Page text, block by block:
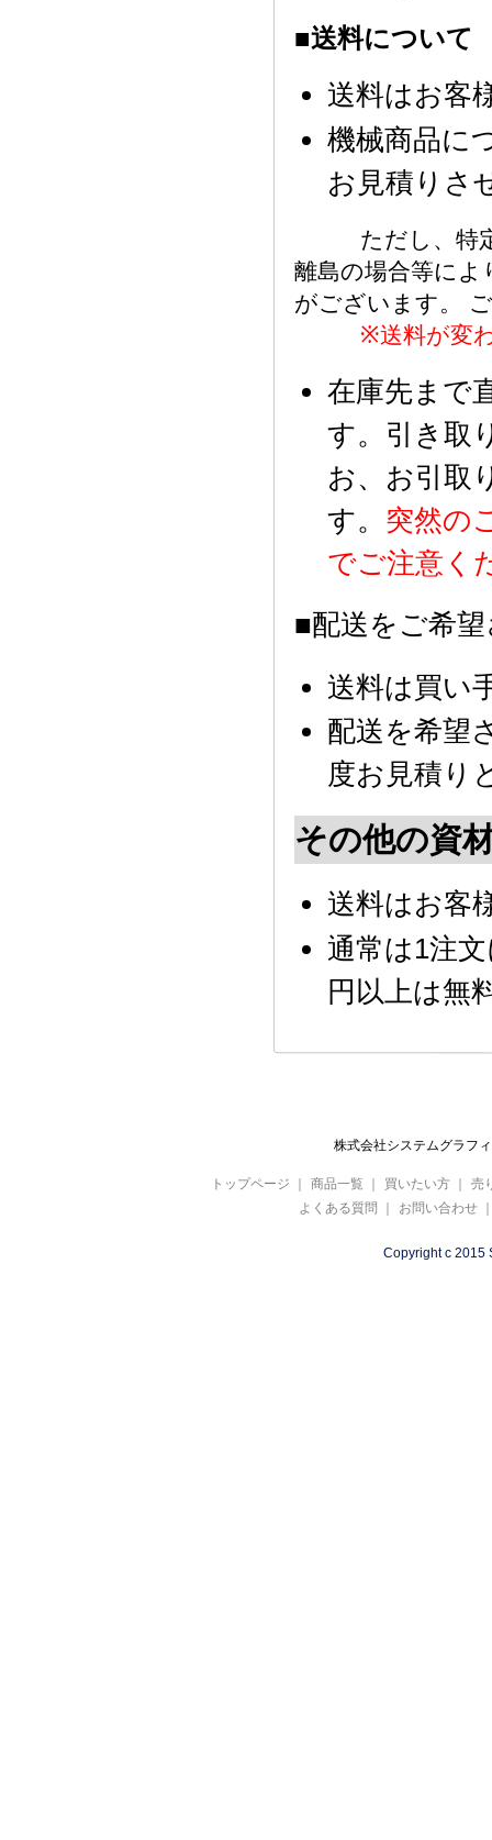
■送料について
送料はお客
機械商品に
お見積りさ
ただし、特定商
離島の場合等に
がございます。
※送料が変
在庫先まで
す。引き取
お、お引取
す。 突然の
でご注意く
■配送をご希
送料は買い
配送を希望
度お見積り
その他の資
送料はお客
通常は1注
円以上は無
株式会社システムグラ
トップページ 商品一覧 買いたい方
売
よくある質問
お問い合わせ
Copyright c 2015